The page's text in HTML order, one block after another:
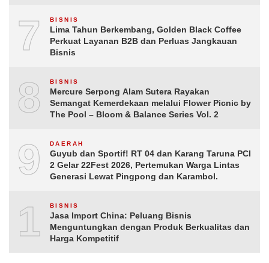
7 BISNIS
Lima Tahun Berkembang, Golden Black Coffee
Perkuat Layanan B2B dan Perluas Jangkauan
Bisnis
8 BISNIS
Mercure Serpong Alam Sutera Rayakan
Semangat Kemerdekaan melalui Flower Picnic by
The Pool – Bloom & Balance Series Vol. 2
9 DAERAH
Guyub dan Sportif! RT 04 dan Karang Taruna PCI
2 Gelar 22Fest 2026, Pertemukan Warga Lintas
Generasi Lewat Pingpong dan Karambol.
10BISNIS
Jasa Import China: Peluang Bisnis
Menguntungkan dengan Produk Berkualitas dan
Harga Kompetitif